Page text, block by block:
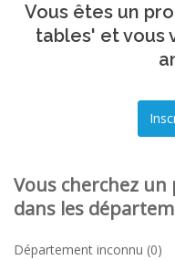
Vous êtes un
tables' et vous
Vous cherchez
dans les
Département inconnu (0)